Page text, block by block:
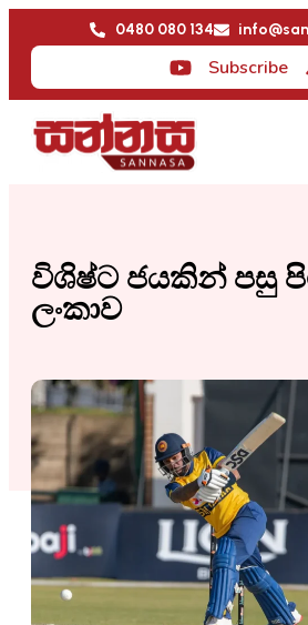
0480 080 134
Subscribe
විශිෂ්ට ජයකින් පසු
ලංකාව